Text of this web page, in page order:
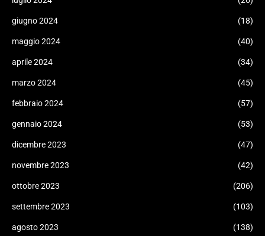
giugno 2024 (18)
maggio 2024 (40)
aprile 2024 (34)
marzo 2024 (45)
febbraio 2024 (57)
gennaio 2024 (53)
dicembre 2023 (47)
novembre 2023 (42)
ottobre 2023 (206)
settembre 2023 (103)
agosto 2023 (138)